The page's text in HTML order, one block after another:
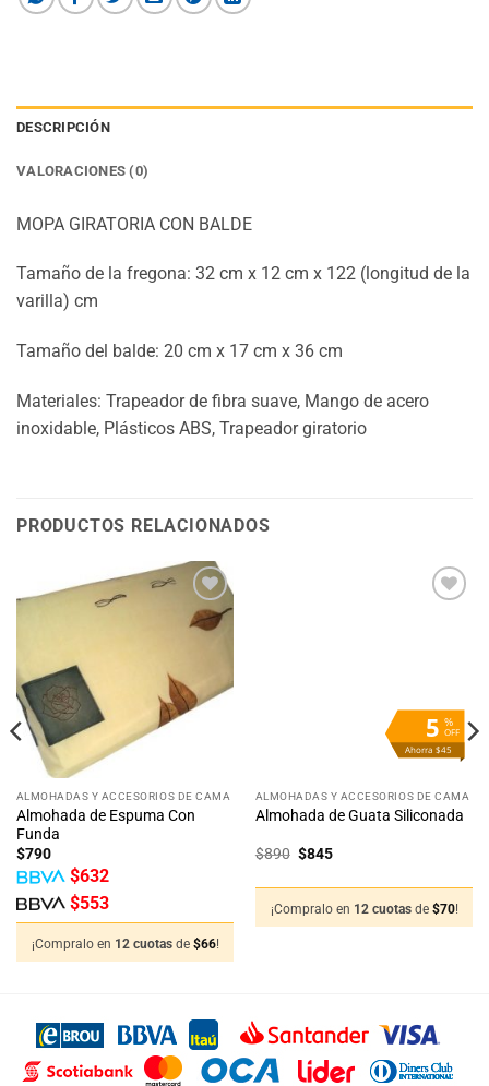
DESCRIPCIÓN
VALORACIONES (0)
MOPA GIRATORIA CON BALDE
Tamaño de la fregona: 32 cm x 12 cm x 122 (longitud de la
varilla) cm
Tamaño del balde: 20 cm x 17 cm x 36 cm
Materiales: Trapeador de fibra suave, Mango de acero
inoxidable, Plásticos ABS, Trapeador giratorio
PRODUCTOS RELACIONADOS
Añadir
a la
ALMOHADAS Y ACCESORIOS DE CAMA
Almohada de Espuma Con
Funda
$790
$632
$553
¡Compralo en 12 cuotas de $66!
%
OFF
5
Ahorra $45
ALMOHADAS Y ACCESORIOS DE CAMA
Almohada de Guata Siliconada
$890 El
$890.
$845El
$845.
¡Compralo en 12 cuotas de $70!